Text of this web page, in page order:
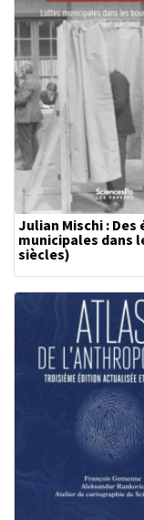
Julian Mischi :
municipales dans
siècles)